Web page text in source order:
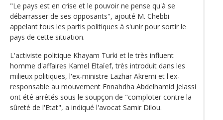
"Le pays est en crise et le pouvoir ne pense qu'à se
débarrasser de ses opposants", ajouté M. Chebbi
appelant tous les partis politiques à s'unir pour sortir le
pays de cette situation.
L'activiste politique Khayam Turki et le très influent
homme d'affaires Kamel Eltaïef, très introduit dans les
milieux politiques, l'ex-ministre Lazhar Akremi et l'ex-
responsable au mouvement Ennahdha Abdelhamid Jelassi
ont été arrêtés sous le soupçon de "comploter contre la
sûreté de l'Etat", a indiqué l'avocat Samir Dilou.